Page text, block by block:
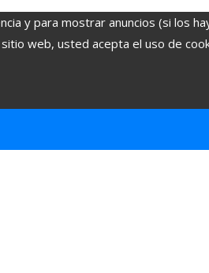
y para mostrar anuncios (si los
web, usted acepta el uso de